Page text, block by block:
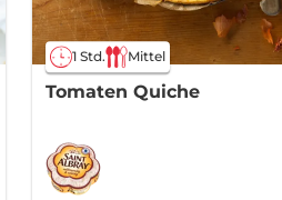
1 Std. Mittel
Tomaten Quiche